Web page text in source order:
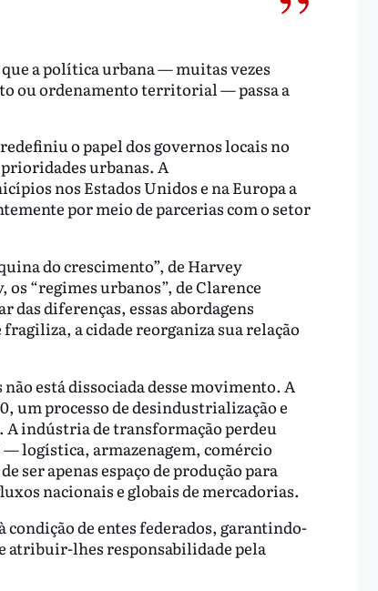
a política urbana — muitas vezes
ou ordenamento territorial — passa a
o papel dos governos locais no
urbanas. A
nos Estados Unidos e na Europa a
por meio de parcerias com o setor
do crescimento”, de Harvey
“regimes urbanos”, de Clarence
das diferenças, essas abordagens
a cidade reorganiza sua relação
está dissociada desse movimento. A
um processo de desindustrialização e
indústria de transformação perdeu
logística, armazenagem, comércio
apenas espaço de produção para
nacionais e globais de mercadorias.
condição de entes federados, garantindo-
atribuir-lhes responsabilidade pela